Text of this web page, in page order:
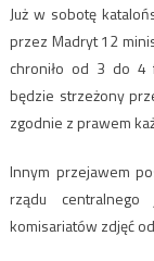
Już w sobotę
przez Madryt 12
chroniło od 3 do 4
będzie strzeżony
zgodnie z prawem
Innym przejawem
rządu
komisariatów zdjęć